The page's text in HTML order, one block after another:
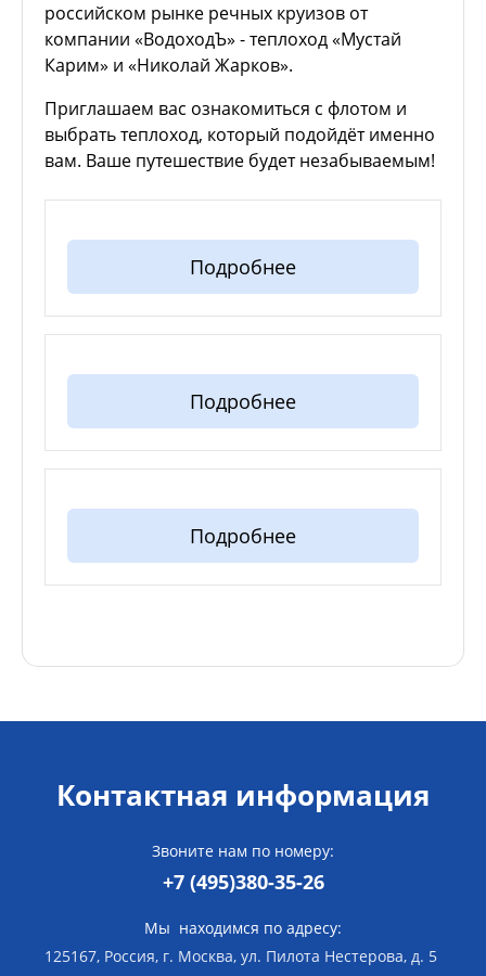
российском рынке речных круизов от
компании «ВодоходЪ» - теплоход «Мустай
Карим» и «Николай Жарков».
Приглашаем вас ознакомиться с флотом и
выбрать теплоход, который подойдёт именно
вам. Ваше путешествие будет незабываемым!
Подробнее
Подробнее
Подробнее
Контактная информация
Звоните нам по номеру:
+7 (495)380-35-26
Мы находимся по адресу:
125167, Россия, г. Москва, ул. Пилота Нестерова, д. 5